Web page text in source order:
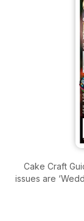
Cake Craft
issues are